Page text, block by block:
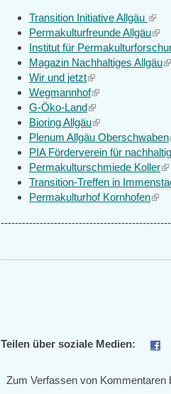
Transition Initiative Allgäu (link
is
Permakulturfreunde Allgäu(link
is
Institut für
Magazin Nachhaltiges Allgäu
Wir und jetzt(link
is
external)
Wegmannhof(link
is
external)
G-Öko-Land(link
is
external)
Bioring Allgäu(link
is
external)
Plenum Allgäu Oberschwaben
PIA Förderverein für
Permakulturschmiede Koller
is
Transition-Treffen in
Permakulturhof Kornhofen(link
Teilen über soziale Medien:
Zum Verfassen von Kommentaren